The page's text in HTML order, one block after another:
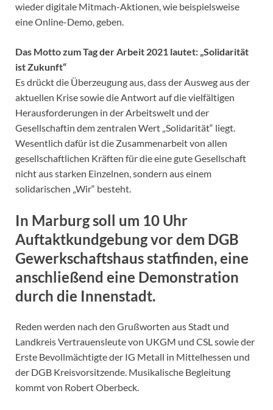
wieder digitale Mitmach-Aktionen, wie beispielsweise
eine Online-Demo, geben.
Das Motto zum Tag der Arbeit 2021 lautet: „Solidarität
ist Zukunft“
Es drückt die Überzeugung aus, dass der Ausweg aus der
aktuellen Krise sowie die Antwort auf die vielfältigen
Herausforderungen in der Arbeitswelt und der
Gesellschaftin dem zentralen Wert „Solidarität“ liegt.
Wesentlich dafür ist die Zusammenarbeit von allen
gesellschaftlichen Kräften für die eine gute Gesellschaft
nicht aus starken Einzelnen, sondern aus einem
solidarischen „Wir“ besteht.
In Marburg soll um 10 Uhr
Auftaktkundgebung vor dem DGB
Gewerkschaftshaus statfinden, eine
anschließend eine Demonstration
durch die Innenstadt.
Reden werden nach den Grußworten aus Stadt und
Landkreis Vertrauensleute von UKGM und CSL sowie der
Erste Bevollmächtigte der IG Metall in Mittelhessen und
der DGB Kreisvorsitzende. Musikalische Begleitung
kommt von Robert Oberbeck.